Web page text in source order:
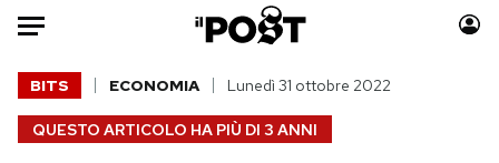
Auto
HOME
QUESTO ARTICOLO HA PIÙ DI 3 ANNI
BITS ECONOMIA Lunedì 31 ottobre 2022